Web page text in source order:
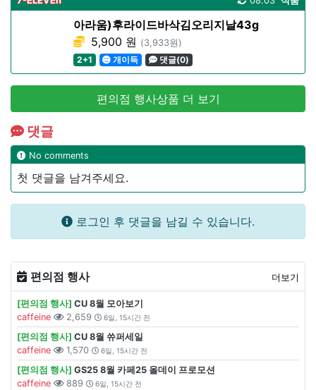
아라움)후라이드바삭김오리지날43g
5,900 원 (3,933원)
2+1
개이득 댓글(0)
편의점 행사상품 더 보기
댓글
No comments
첫 댓글을 남겨주세요.
로그인 후 댓글을 남길 수 있습니다.
편의점 행사 더보기
[편의점 행사] CU 8월 모아보기
caffeine
2,659 6일, 15시간 전
[편의점 행사] CU 8월 쓔퍼세일
caffeine
1,570 6일, 15시간 전
[편의점 행사] GS25 8월 카페25 올데이 프로모션
caffeine
889 6일, 15시간 전